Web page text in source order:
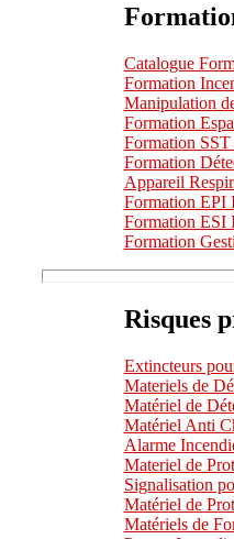
Catalogue
Formation
Manipulation
Formation
Formation SST
Formation
Appareil
Formation EPI
Formation ESI
Formation
Risques
Extincteurs
Materiels de
Matériel de
Matériel Anti
Alarme
Materiel de
Signalisation
Matériel de
Matériels de